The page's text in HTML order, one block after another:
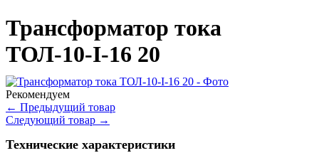
Трансформатор тока
ТОЛ-10-I-16 20
Рекомендуем
← Предыдущий товар
Следующий товар →
Технические характеристики